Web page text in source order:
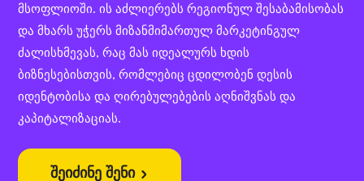
მსოფლიოში. ის აძლიერებს რეგიონულ შესაბამისობას
და მხარს უჭერს მიზანმიმართულ მარკეტინგულ
ძალისხმევას, რაც მას იდეალურს ხდის
ბიზნესებისთვის, რომლებიც ცდილობენ დესის
იდენტობისა და ღირებულებების აღნიშვნას და
კაპიტალიზაციას.
შეიძინე შენი